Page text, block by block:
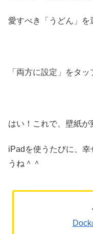
愛すべき「うどん」を
「両方に設定」をタ
はい！これで、壁紙が
iPadを使うたびに、幸
うね＾＾